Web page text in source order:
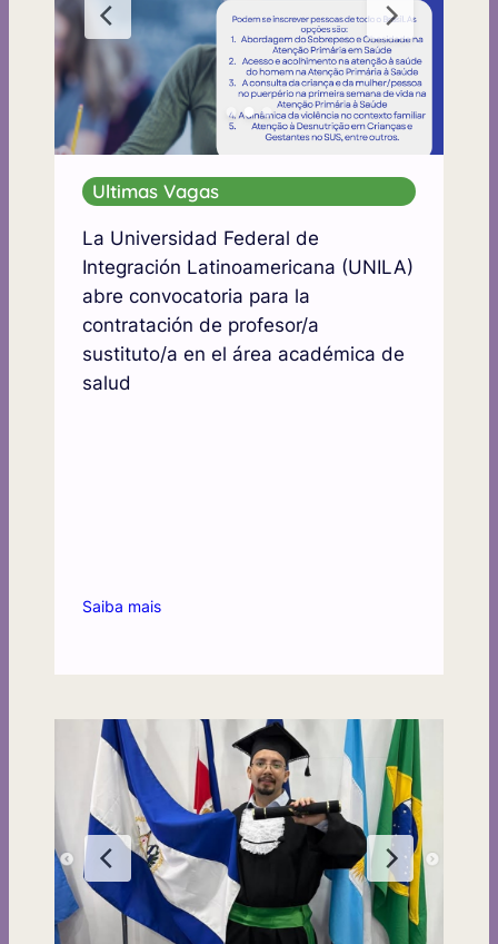
Ultimas Vagas
La Universidad Federal de
Integración Latinoamericana (UNILA)
abre convocatoria para la
contratación de profesor/a
sustituto/a en el área académica de
salud
Saiba mais